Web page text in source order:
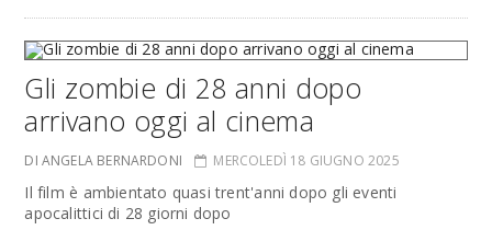
Gli zombie di 28 anni dopo
arrivano oggi al cinema
DI ANGELA BERNARDONI MERCOLEDÌ 18 GIUGNO 2025
Il film è ambientato quasi trent'anni dopo gli eventi
apocalittici di 28 giorni dopo